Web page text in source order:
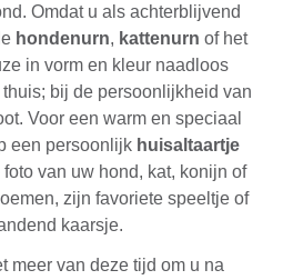
Omdat u als achterblijvend
hondenurn, kattenurn of het
in vorm en kleur naadloos
bij de persoonlijkheid van
Voor een warm en speciaal
een persoonlijk huisaltaartje
van uw hond, kat, konijn of
zijn favoriete speeltje of
kaarsje.
meer van deze tijd om u na